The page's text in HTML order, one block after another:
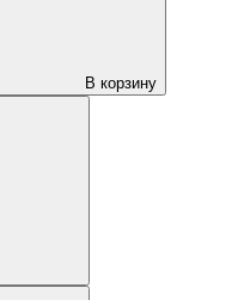
В корзину